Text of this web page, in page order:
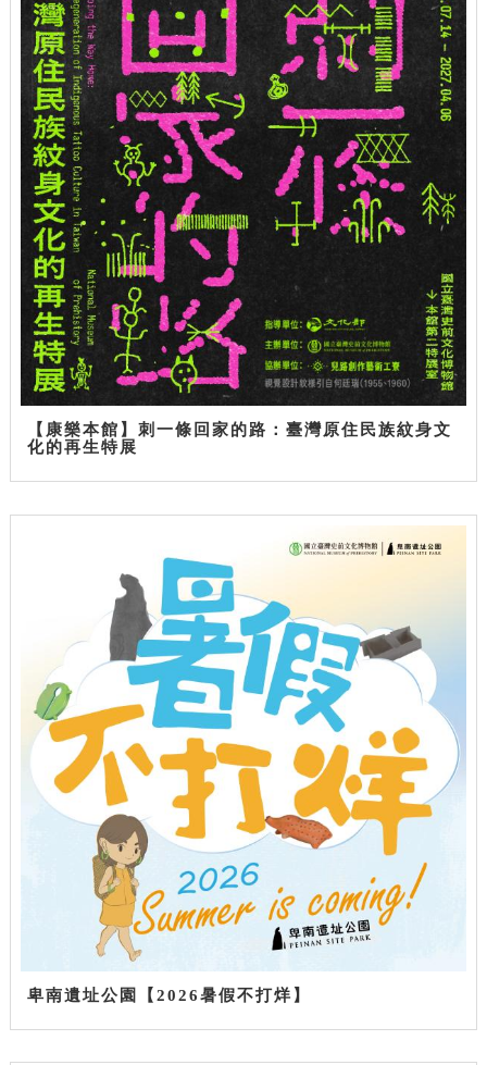
【康樂本館】刺一條回家的路：臺灣原住民族紋身文
化的再生特展
卑南遺址公園【2026暑假不打烊】